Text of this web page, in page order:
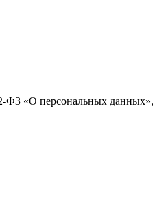
ФЗ «О персональных данных»,